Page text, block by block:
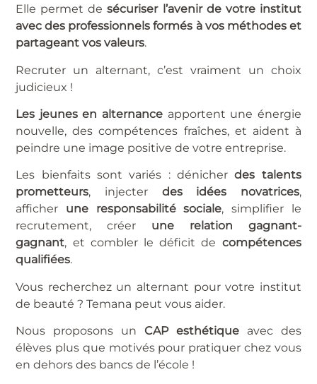
Elle permet desécuriser l’avenir de votre institut
avec des professionnels formés à vos méthodes et
partageant vos valeurs.
Recruter un alternant, c’est vraiment un choix
judicieux !
Les jeunes en alternance apportent une énergie
nouvelle, des compétences fraîches, et aident à
peindre une image positive de votre entreprise.
Les bienfaits sont variés : dénicherdes talents
prometteurs, injecter des idées novatrices,
afficher une responsabilité sociale, simplifier le
recrutement, créer une relation gagnant-
gagnant, et combler le déficit de compétences
qualifiées.
Vous recherchez un alternant pour votre institut
de beauté ? Temana peut vous aider.
Nous proposons un CAP esthétiqueavec des
élèves plus que motivés pour pratiquer chez vous
en dehors des bancs de l’école !